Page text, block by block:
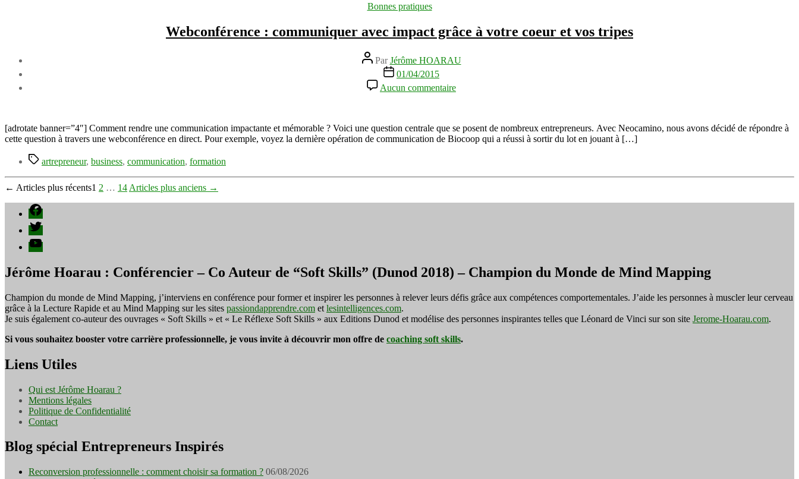
Catégories
Bonnes pratiques
Webconférence : communiquer avec impact grâce à votre coeur et vos tripes
Auteur
de
l’article
ParJérôme HOARAU
Date
l’article
01/04/2015
Aucun commentaire
Webconférence
avec
impact
coeur
vos
[adrotate banner=”4″] Comment rendre une communication impactante et mémorable ? Voici une question centrale que se posent de nombreux entrepreneurs. Avec Neocamino, nous avons décidé de répondre à
cette question à travers une webconférence en direct. Pour exemple, voyez la dernière opération de communication de Biocoop qui a réussi à sortir du lot en jouant à […]
Étiquettes
artrepreneur, business, communication, formation
Pagination
des
publications
← Articles plus récents1 2 … 14 Articles plus anciens →
Facebook
Twitter
YouTube
Jérôme Hoarau : Conférencier – Co Auteur de “Soft Skills” (Dunod 2018) – Champion du Monde de Mind Mapping
Champion du monde de Mind Mapping, j’interviens en conférence pour former et inspirer les personnes à relever leurs défis grâce aux compétences comportementales. J’aide les personnes à muscler leur cerveau
grâce à la Lecture Rapide et au Mind Mapping sur les sites passiondapprendre.com et lesintelligences.com.
Je suis également co-auteur des ouvrages « Soft Skills » et « Le Réflexe Soft Skills » aux Editions Dunod et modélise des personnes inspirantes telles que Léonard de Vinci sur son site Jerome-Hoarau.com.
Si vous souhaitez booster votre carrière professionnelle, je vous invite à découvrir mon offre de coaching soft skills.
Liens Utiles
Qui est Jérôme Hoarau ?
Mentions légales
Politique de Confidentialité
Contact
Blog spécial Entrepreneurs Inspirés
Reconversion professionnelle : comment choisir sa formation ? 06/08/2026